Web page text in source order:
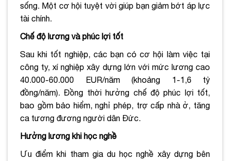
sống. Một cơ hội tuyệt vời giúp bạn giảm bớt áp lực
tài chính.
Chế độ lương và phúc lợi tốt
Sau khi tốt nghiệp, các bạn có cơ hội làm việc tại
công ty, xí nghiệp xây dựng lớn với mức lương cao
40.000-60.000 EUR/năm (khoảng 1-1,6 tỷ
đồng/năm). Đồng thời hưởng chế độ phúc lợi tốt,
bao gồm bảo hiểm, nghỉ phép, trợ cấp nhà ở, tăng
ca tương đương người dân Đức.
Hưởng lương khi học nghề
Ưu điểm khi tham gia du học nghề xây dựng bên